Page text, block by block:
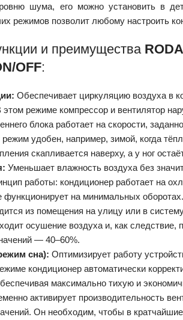
шума, его можно установить в
режимов позволит любому настроить
и преимущества
OFF:
Обеспечивает циркуляцию воздуха в
этом режиме компрессор и вентилятор
блока работает на скорости,
удобен, например, зимой, когда
скапливается наверху, а у ног
Уменьшает влажность воздуха без
работы: кондиционер работает на
функционирует на минимальных
из помещения на улицу или в
осушение воздуха и, как следствие,
— 40–60%.
сна): Оптимизирует работу
кондиционер автоматически
максимально тихую и
активирует производительность
Он необходим, чтобы в кратчайшие